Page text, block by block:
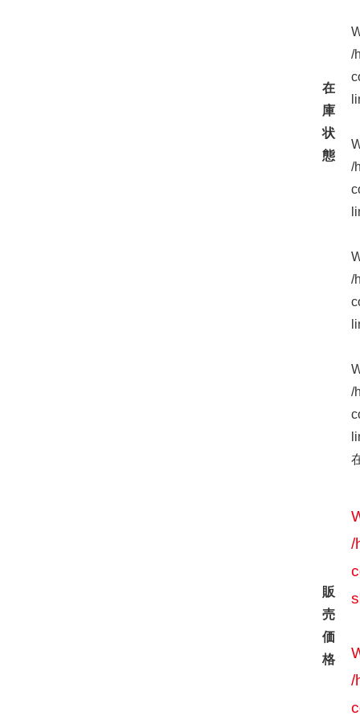
在
庫
状
態
/
/
/
/
販
売
価
格
/
/